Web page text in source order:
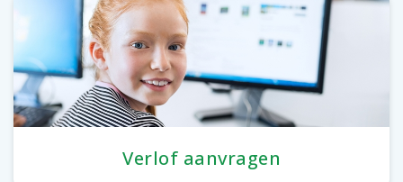
Verlof aanvragen